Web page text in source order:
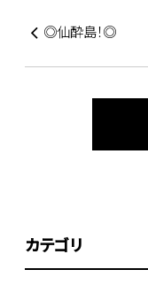
◎仙酔島！◎
カテゴリ